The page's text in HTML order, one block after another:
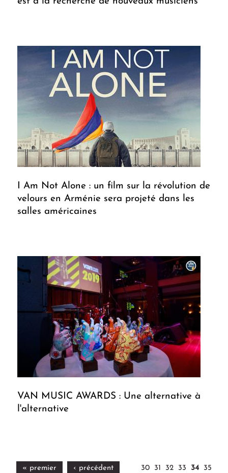
I Am Not Alone : un film sur la révolution de
velours en Arménie sera projeté dans les
salles américaines
VAN MUSIC AWARDS : Une alternative à
l'alternative
« premier ‹ précédent 30 31 32 33 34
35